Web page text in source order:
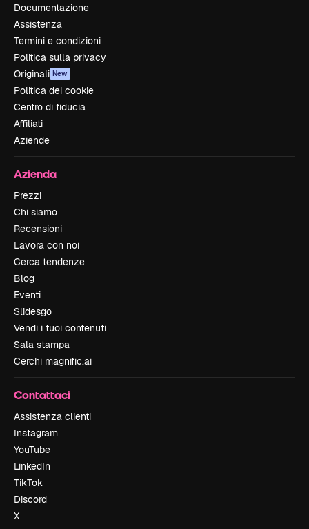
Documentazione
Assistenza
Termini e condizioni
Politica sulla privacy
Originali New
Politica dei cookie
Centro di fiducia
Affiliati
Aziende
Azienda
Prezzi
Chi siamo
Recensioni
Lavora con noi
Cerca tendenze
Blog
Eventi
Slidesgo
Vendi i tuoi contenuti
Sala stampa
Cerchi magnific.ai
Contattaci
Assistenza clienti
Instagram
YouTube
LinkedIn
TikTok
Discord
X